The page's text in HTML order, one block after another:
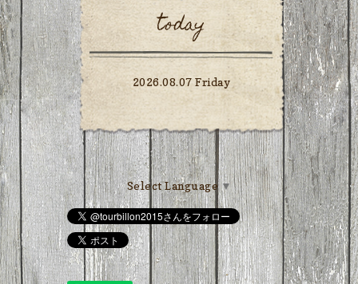
today
2026.08.07 Friday
Select Language ▼